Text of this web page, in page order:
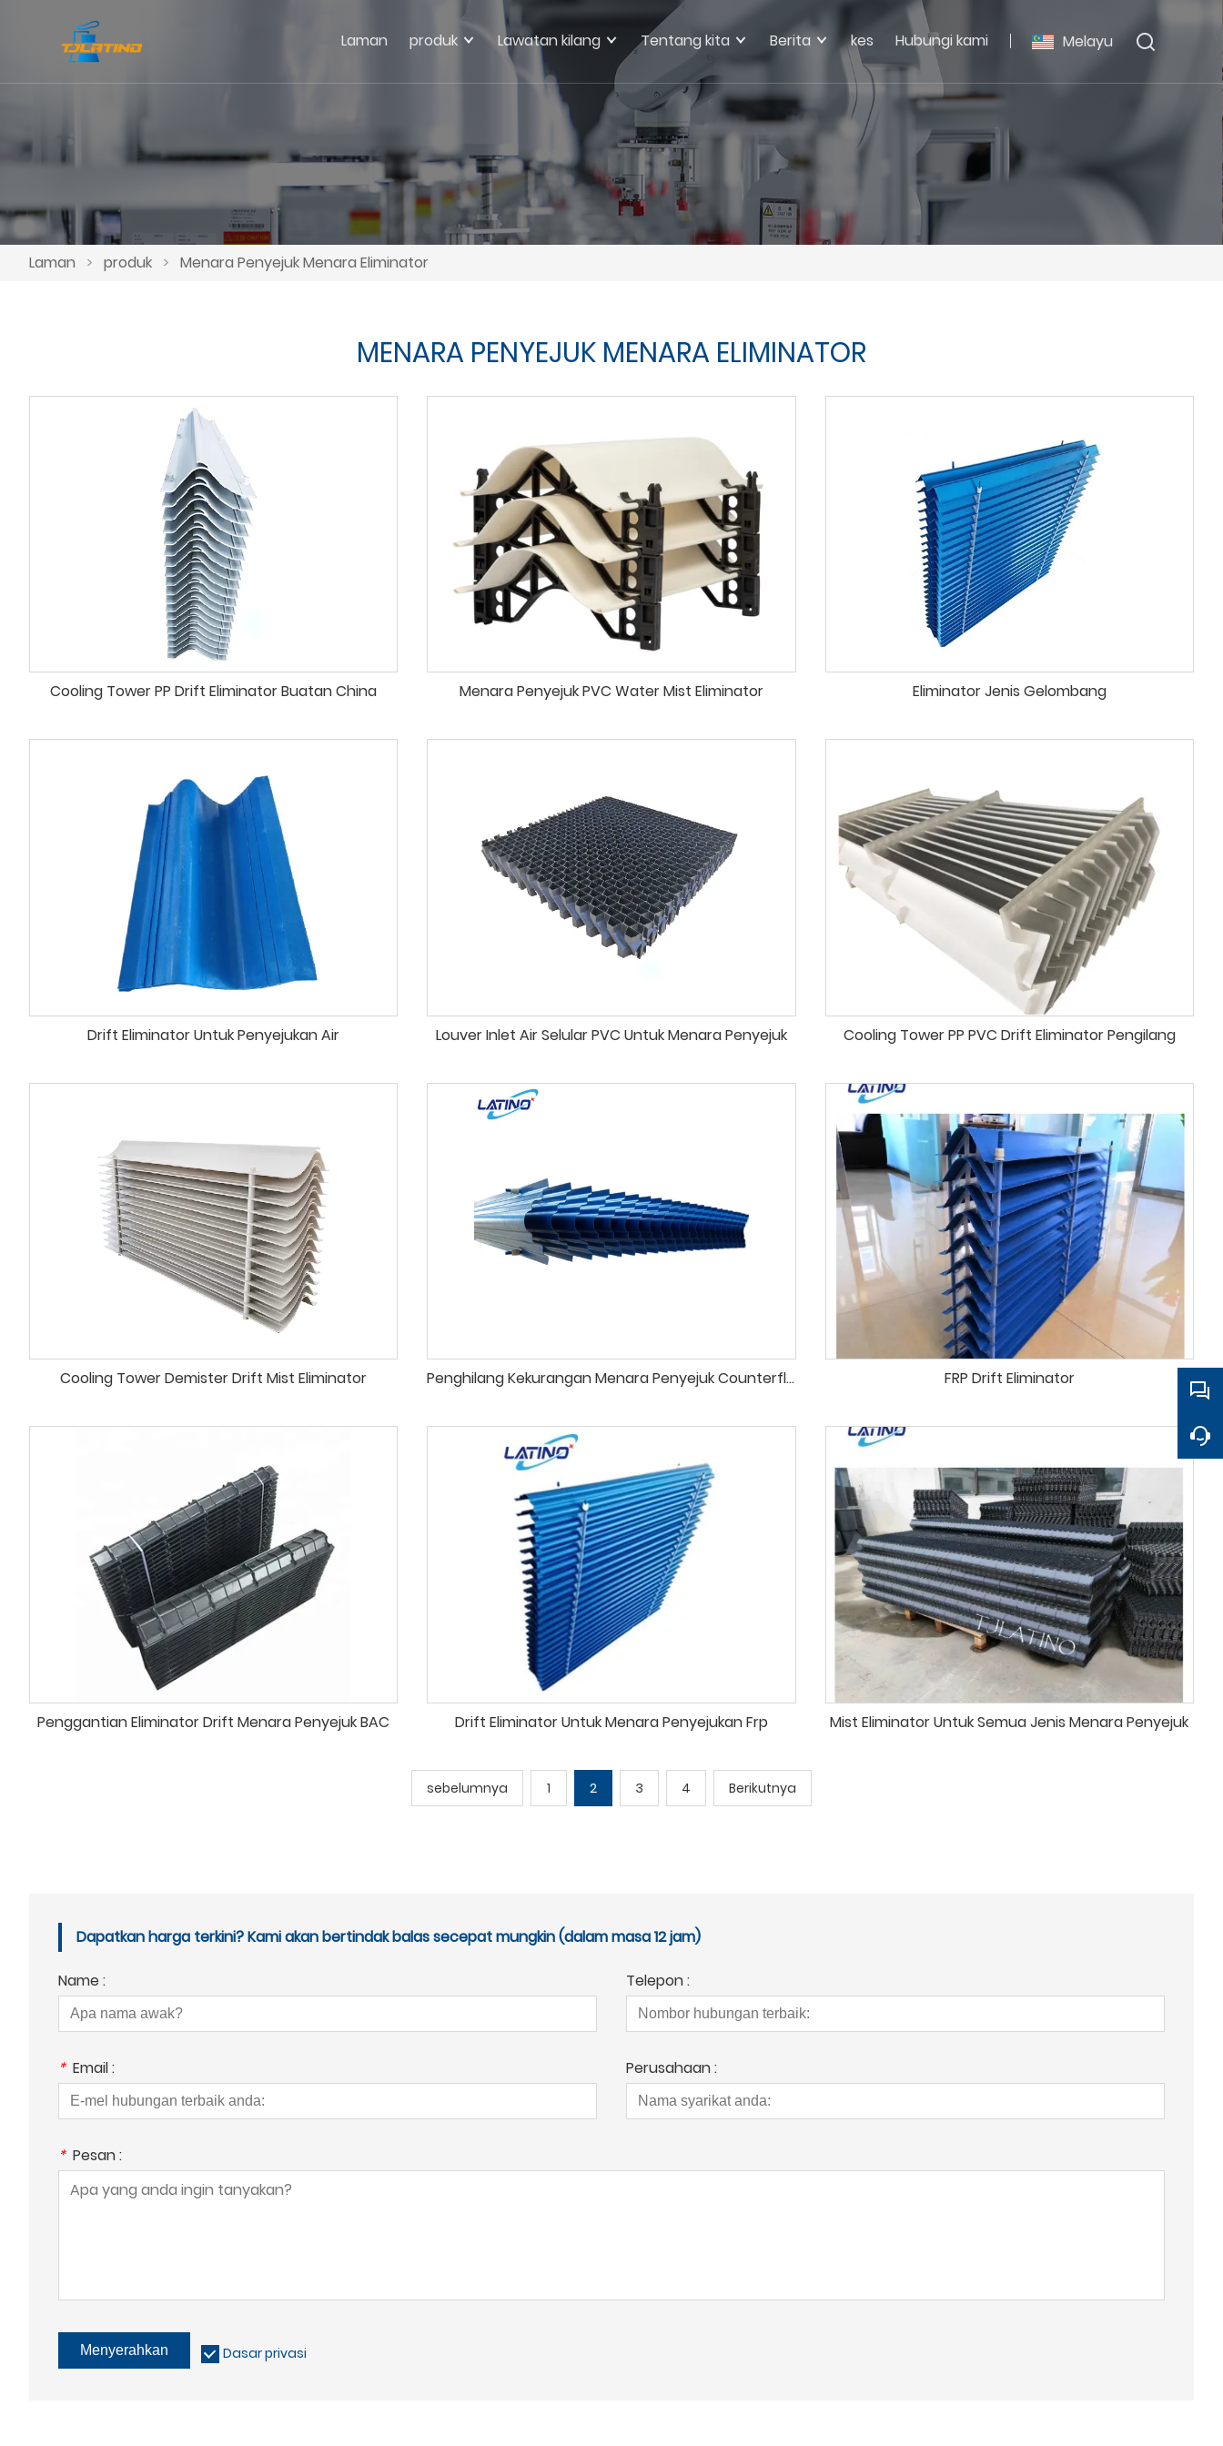
Melayu
Laman produk Lawatan kilang Tentang kita Berita kes Hubungi kami
Laman > produk > Menara Penyejuk Menara Eliminator
MENARA PENYEJUK MENARA ELIMINATOR
Cooling Tower PP Drift Eliminator Buatan China Menara Penyejuk PVC Water Mist Eliminator Eliminator Jenis Gelombang
Drift Eliminator Untuk Penyejukan Air Louver Inlet Air Selular PVC Untuk Menara Penyejuk Cooling Tower PP PVC Drift Eliminator Pengilang
Cooling Tower Demister Drift Mist Eliminator Penghilang Kekurangan Menara Penyejuk Counterflow FRP Drift Eliminator
Penggantian Eliminator Drift Menara Penyejuk BAC Drift Eliminator Untuk Menara Penyejukan Frp Mist Eliminator Untuk Semua Jenis Menara Penyejuk
sebelumnya 1 2 3 4 Berikutnya
Dapatkan harga terkini? Kami akan bertindak balas secepat mungkin (dalam masa 12 jam)
Name : Telepon :
* Email : Perusahaan :
* Pesan :
Menyerahkan Dasar privasi